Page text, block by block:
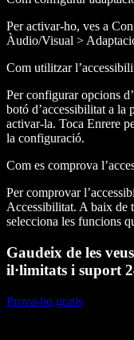
Per activar-ho, ves a
Àudio/Visual >
Com utilitzar
Per configurar opcions
botó d’accessibilitat a
activar-la. Toca Enrere
la configuració.
Com es comprova
Per comprovar
Accessibilitat. A baix de
selecciona les funcions
Gaudeix de les
il·limitats i suport
Prova-ho gratis